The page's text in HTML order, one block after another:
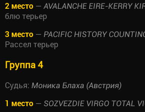
2 место — AVALANCHE EIRE-KERRY
блю терьер
3 место — PACIFIC HISTORY
Рассел терьер
Группа 4
Судья: Моника Блаха (Австрия)
1 место — SOZVEZDIE VIRGO TOTAL